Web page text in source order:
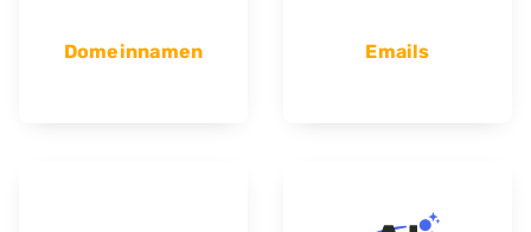
Domeinnamen Emails